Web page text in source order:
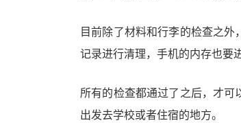
目前除了材料和行李的检查之
记录进行清理，手机的内存也要
所有的检查都通过了之后，才可
出发去学校或者住宿的地方。